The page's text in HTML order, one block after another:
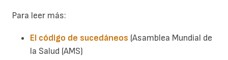
Para leer más:
El código de sucedáneos (Asamblea Mundial de
la Salud (AMS)